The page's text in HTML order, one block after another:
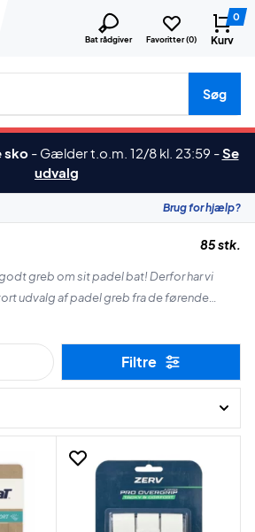
Bat rådgiver Favoritter (0)
0
Kurv
mærker etc.
Søg
sko - Gælder t.o.m. 12/8 kl. 23:59 -Se
udvalg
Brug for hjælp?
85 stk.
greb om sit padel bat! Derfor har vi
udvalg af padel greb fra de førende
Wilson, Head, Babolat og mange flere.
padel greb! Filtre